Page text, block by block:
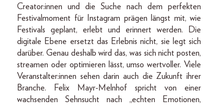
Creator:innen und die Suche nach dem perfekten
Festivalmoment für Instagram prägen längst mit, wie
Festivals geplant, erlebt und erinnert werden. Die
digitale Ebene ersetzt das Erlebnis nicht, sie legt sich
darüber. Genau deshalb wird das, was sich nicht posten,
streamen oder optimieren lässt, umso wertvoller. Viele
Veranstalter:innen sehen darin auch die Zukunft ihrer
Branche. Felix Mayr-Melnhof spricht von einer
wachsenden Sehnsucht nach „echten Emotionen,